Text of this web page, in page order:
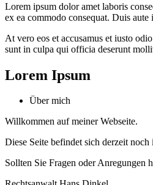
Lorem ipsum dolor amet laboris
ex ea commodo consequat. Duis
At vero eos et accusamus et iusto
sunt in culpa qui officia deserunt
Lorem Ipsum
Über mich
Willkommen auf meiner Webseite.
Diese Seite befindet sich derzeit
Sollten Sie Fragen oder Anregungen